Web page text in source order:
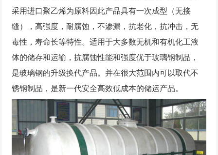
采用进口聚乙烯为原料因此产品具有一次成型（无接
缝），高强度，耐腐蚀，不渗漏，抗老化，抗冲击，无
毒性，寿命长等特性。适用于大多数无机和有机化工液
体的储存和运输，抗腐蚀性能和强度优于玻璃钢制品，
是玻璃钢的升级换代产品。并在很大范围内可以取代不
锈钢制品，是新一代安全高效低成本的储运产品。